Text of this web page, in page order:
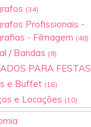
(34)
Profissionais -
- Filmagem (48)
/ Bandas (9)
PARA FESTAS
e Buffet (16)
e Locações (10)